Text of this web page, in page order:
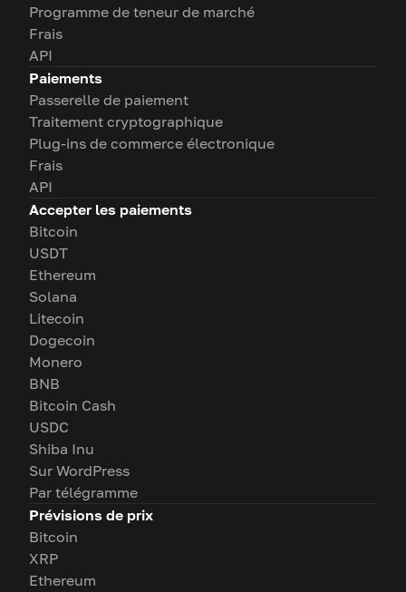
Programme de teneur de marché
Frais
API
Paiements
Passerelle de paiement
Traitement cryptographique
Plug-ins de commerce électronique
Frais
API
Accepter les paiements
Bitcoin
USDT
Ethereum
Solana
Litecoin
Dogecoin
Monero
BNB
Bitcoin Cash
USDC
Shiba Inu
Sur WordPress
Par télégramme
Prévisions de prix
Bitcoin
XRP
Ethereum